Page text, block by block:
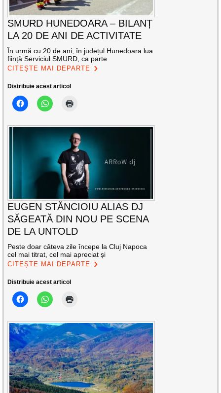
SMURD HUNEDOARA – BILANȚ
LA 20 DE ANI DE ACTIVITATE
În urmă cu 20 de ani, în județul Hunedoara lua
ființă Serviciul SMURD, ca parte
CITEȘTE MAI DEPARTE
Distribuie acest articol
EUGEN STĂNCIOIU ALIAS DJ
SĂGEATĂ DIN NOU PE SCENA
DE LA UNTOLD
Peste doar câteva zile începe la Cluj Napoca
cel mai titrat, cel mai apreciat și
CITEȘTE MAI DEPARTE
Distribuie acest articol